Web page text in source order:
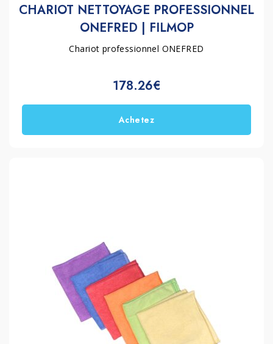
CHARIOT NETTOYAGE PROFESSIONNEL
ONEFRED | FILMOP
Chariot professionnel ONEFRED
178.26€
Achetez